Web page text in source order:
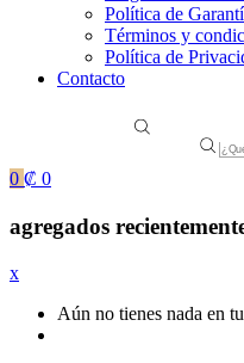
Política de
Términos y
Política de
Contacto
0 ₡ 0
agregados
x
Aún no tienes nada en